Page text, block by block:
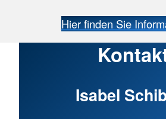
Hier finden Sie
Isabel